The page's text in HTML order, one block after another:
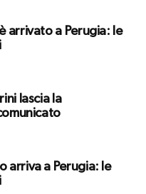
arrivato a Perugia: le
lascia la
arriva a Perugia: le